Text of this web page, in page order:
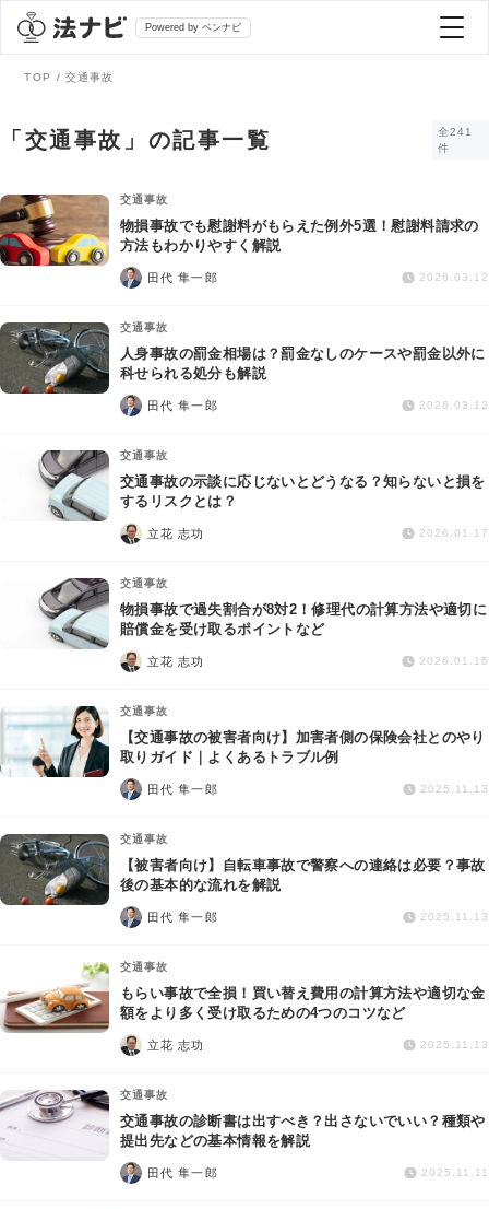
Powered by ベンナビ
全て
法律相談
債務整理
交通事故
労働問題
債権回収
IT・ネット
資金調達
企業法務
弁護士を探す
おすすめ弁護士診断
AI Search Premium
掲載をご検討の弁護士の方へ
TOP 交通事故
「交通事故」の記事一覧
全241
件
交通事故
物損事故でも慰謝料がもらえた例外5選！慰謝料請求の
方法もわかりやすく解説
田代 隼一郎 2026.03.12
交通事故
人身事故の罰金相場は？罰金なしのケースや罰金以外に
科せられる処分も解説
田代 隼一郎 2026.03.12
交通事故
交通事故の示談に応じないとどうなる？知らないと損を
するリスクとは？
立花 志功 2026.01.17
交通事故
物損事故で過失割合が8対2！修理代の計算方法や適切に
賠償金を受け取るポイントなど
立花 志功 2026.01.16
交通事故
【交通事故の被害者向け】加害者側の保険会社とのやり
取りガイド｜よくあるトラブル例
田代 隼一郎 2025.11.13
交通事故
【被害者向け】自転車事故で警察への連絡は必要？事故
後の基本的な流れを解説
田代 隼一郎 2025.11.13
交通事故
もらい事故で全損！買い替え費用の計算方法や適切な金
額をより多く受け取るための4つのコツなど
立花 志功 2025.11.13
交通事故
交通事故の診断書は出すべき？出さないでいい？種類や
提出先などの基本情報を解説
田代 隼一郎 2025.11.11